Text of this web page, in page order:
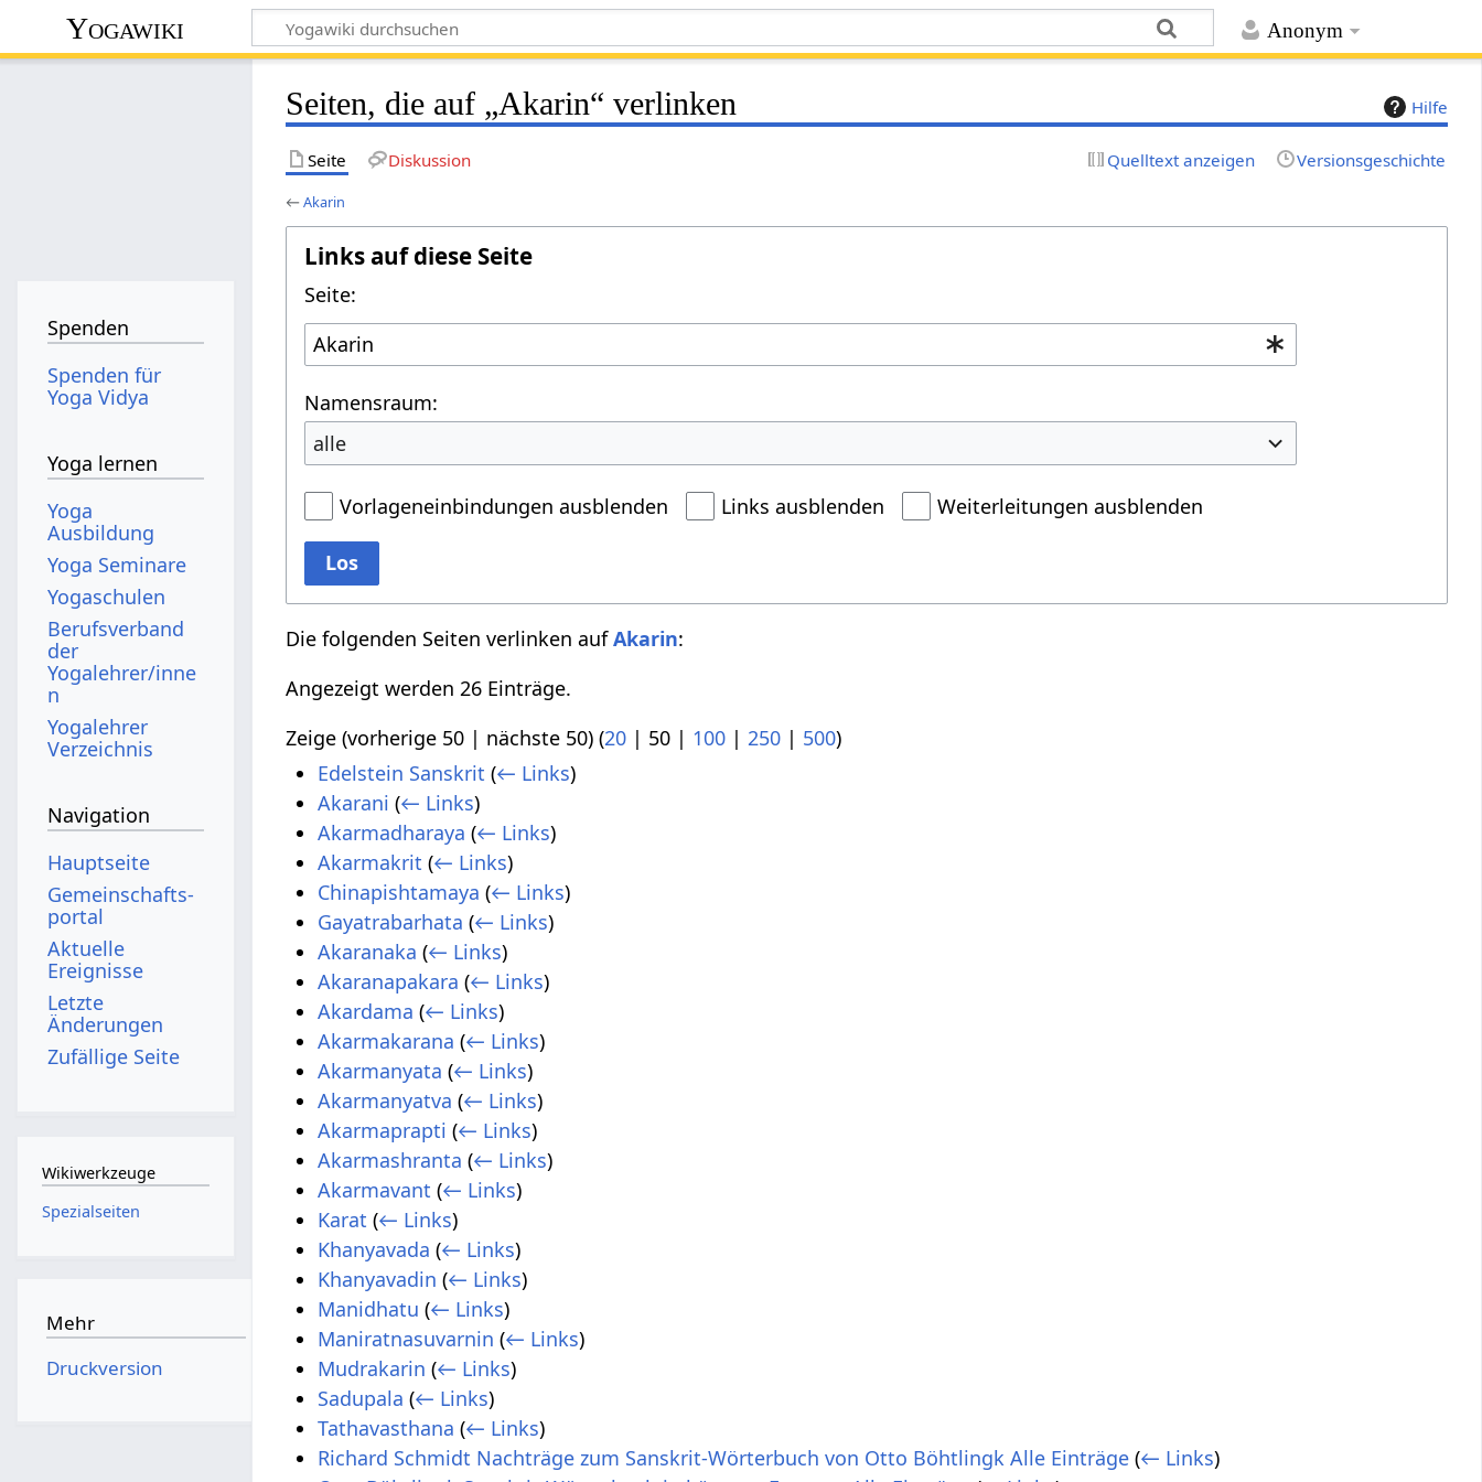
Anonym
Yogawiki
Hilfe
Seiten, die auf „Akarin“ verlinken
Seite Diskussion Quelltext anzeigen Versionsgeschichte
←Akarin
Links auf diese Seite
Seite:
Namensraum:
alle
Vorlageneinbindungen ausblenden Links ausblenden Weiterleitungen ausblenden
Los
Die folgenden Seiten verlinken aufAkarin:
Angezeigt werden 26 Einträge.
Zeige (vorherige 50 | nächste 50) (20 | 50 | 100 |250 | 500)
Edelstein Sanskrit (← Links)
Akarani (← Links)
Akarmadharaya (← Links)
Akarmakrit (← Links)
Chinapishtamaya (← Links)
Gayatrabarhata (← Links)
Akaranaka (← Links)
Akaranapakara (← Links)
Akardama (← Links)
Akarmakarana (← Links)
Akarmanyata (← Links)
Akarmanyatva (← Links)
Akarmaprapti (← Links)
Akarmashranta (← Links)
Akarmavant (← Links)
Karat (← Links)
Khanyavada (← Links)
Khanyavadin (← Links)
Manidhatu (← Links)
Maniratnasuvarnin (← Links)
Mudrakarin (← Links)
Sadupala (← Links)
Tathavasthana (← Links)
Richard Schmidt Nachträge zum Sanskrit-Wörterbuch von Otto Böhtlingk Alle Einträge (← Links)
Spenden
Spenden für
Yoga Vidya
Yoga lernen
Yoga
Ausbildung
Yoga Seminare
Yogaschulen
Berufsverband
der
Yogalehrer/inne
n
Yogalehrer
Verzeichnis
Navigation
Hauptseite
Gemeinschafts­
portal
Aktuelle
Ereignisse
Letzte
Änderungen
Zufällige Seite
Wikiwerkzeuge
Spezialseiten
Mehr
Druckversion